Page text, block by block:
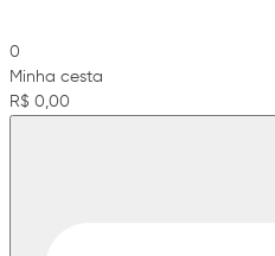
0
Minha cesta
R$ 0,00